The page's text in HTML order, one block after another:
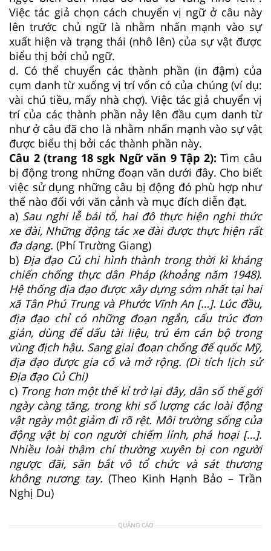
Việc tác giả chọn cách chuyển vị ngữ ở câu này
lên trước chủ ngữ là nhằm nhấn mạnh vào sự
xuất hiện và trạng thái (nhô lên) của sự vật được
biểu thị bởi chủ ngữ.
d. Có thể chuyển các thành phần (in đậm) của
cụm danh từ xuống vị trí vốn có của chúng (ví dụ:
vài chú tiều, mấy nhà chợ). Việc tác giả chuyển vị
trí của các thành phần nảy lên đầu cụm danh từ
như ở câu đã cho là nhằm nhấn mạnh vào sự vật
được biểu thị bởi các thành phần này.
Câu 2 (trang 18 sgk Ngữ văn 9 Tập 2): Tìm câu
bị động trong những đoạn văn dưới đây. Cho biết
việc sử dụng những câu bị động đó phù hợp như
thế nào đối với văn cảnh và mục đích diễn đạt.
a) Sau nghi lễ bái tổ, hai đô thực hiện nghi thức
xe đài, Những động tác xe đài được thực hiện rất
đa dạng. (Phí Trường Giang)
b) Địa đạo Củ chi hình thành trong thời kì kháng
chiến chống thực dân Pháp (khoảng năm 1948).
Hệ thống địa đạo được xây dựng sớm nhất tại hai
xã Tân Phú Trung và Phước Vĩnh An […]. Lúc đầu,
địa đạo chỉ có những đoạn ngắn, cấu trúc đơn
giản, dùng để dấu tài liệu, trú ém cán bộ trong
vùng địch hậu. Sang giai đoạn chống đế quốc Mỹ,
địa đạo được gia cố và mở rộng. (Di tích lịch sử
Địa đạo Củ Chi)
c) Trong hơn một thế kỉ trở lại đây, dân số thế gới
ngày càng tăng, trong khi số lượng các loài động
vật ngày một giảm đi rõ rệt. Môi trường sống của
động vật bị con người chiếm lính, phá hoại […].
Nhiều loài thậm chí thường xuyên bị con người
ngược đãi, săn bắt vô tổ chức và sát thương
không nương tay. (Theo Kinh Hạnh Bảo – Trần
Nghị Du)
QUẢNG CÁO